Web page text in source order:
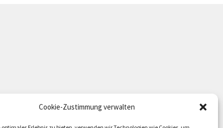
Cookie-Zustimmung verwalten